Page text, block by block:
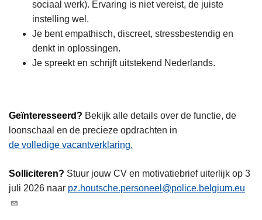
sociaal werk). Ervaring is niet vereist, de juiste
instelling wel.
Je bent empathisch, discreet, stressbestendig en
denkt in oplossingen.
Je spreekt en schrijft uitstekend Nederlands.
Geïnteresseerd? Bekijk alle details over de functie, de
loonschaal en de precieze opdrachten in
de volledige vacantverklaring.
Solliciteren? Stuur jouw CV en motivatiebrief uiterlijk op 3
juli 2026 naar pz.houtsche.personeel@police.belgium.eu